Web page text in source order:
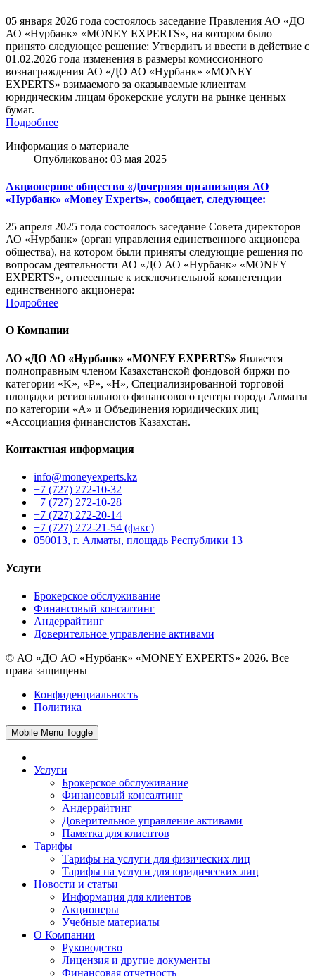
05 января 2026 года состоялось заседание Правления АО «ДО
АО «Нурбанк» «MONEY EXPERTS», на котором было
принято следующее решение: Утвердить и ввести в действие с
01.02.2026 года изменения в размеры комиссионного
вознаграждения АО «ДО АО «Нурбанк» «MONEY
EXPERTS» взимаемого за оказываемые клиентам
юридическим лицам брокерские услуги на рынке ценных
бумаг.
Подробнее
Информация о материале
Опубликовано: 03 мая 2025
Акционерное общество «Дочерняя организация АО
«Нурбанк» «Money Experts», сообщает, следующее:
25 апреля 2025 года состоялось заседание Совета директоров
АО «Нурбанк» (орган управления единственного акционера
общества), на котором были приняты следующие решения по
вопросам деятельности АО «ДО АО «Нурбанк» «MONEY
EXPERTS», отнесенные к исключительной компетенции
единственного акционера:
Подробнее
О Компании
АО «ДО АО «Нурбанк» «MONEY EXPERTS» Является
полноправным членом Казахстанской фондовой биржи по
категории «K», «P», «H», Специализированной торговой
площадки регионального финансового центра города Алматы
по категории «А» и Объединения юридических лиц
«Ассоциация финансистов Казахстан.
Контактная информация
info@moneyexperts.kz
+7 (727) 272-10-32
+7 (727) 272-10-28
+7 (727) 272-20-14
+7 (727) 272-21-54 (факс)
050013, г. Алматы, площадь Республики 13
Услуги
Брокерское обслуживание
Финансовый консалтинг
Андеррайтинг
Доверительное управление активами
© АО «ДО АО «Нурбанк» «MONEY EXPERTS» 2026. Все
права защищены
Конфиденциальность
Политика
Mobile Menu Toggle
Услуги
Брокерское обслуживание
Финансовый консалтинг
Андеррайтинг
Доверительное управление активами
Памятка для клиентов
Тарифы
Тарифы на услуги для физических лиц
Тарифы на услуги для юридических лиц
Новости и статьи
Информация для клиентов
Акционеры
Учебные материалы
О Компании
Руководство
Лицензия и другие документы
Финансовая отчетность